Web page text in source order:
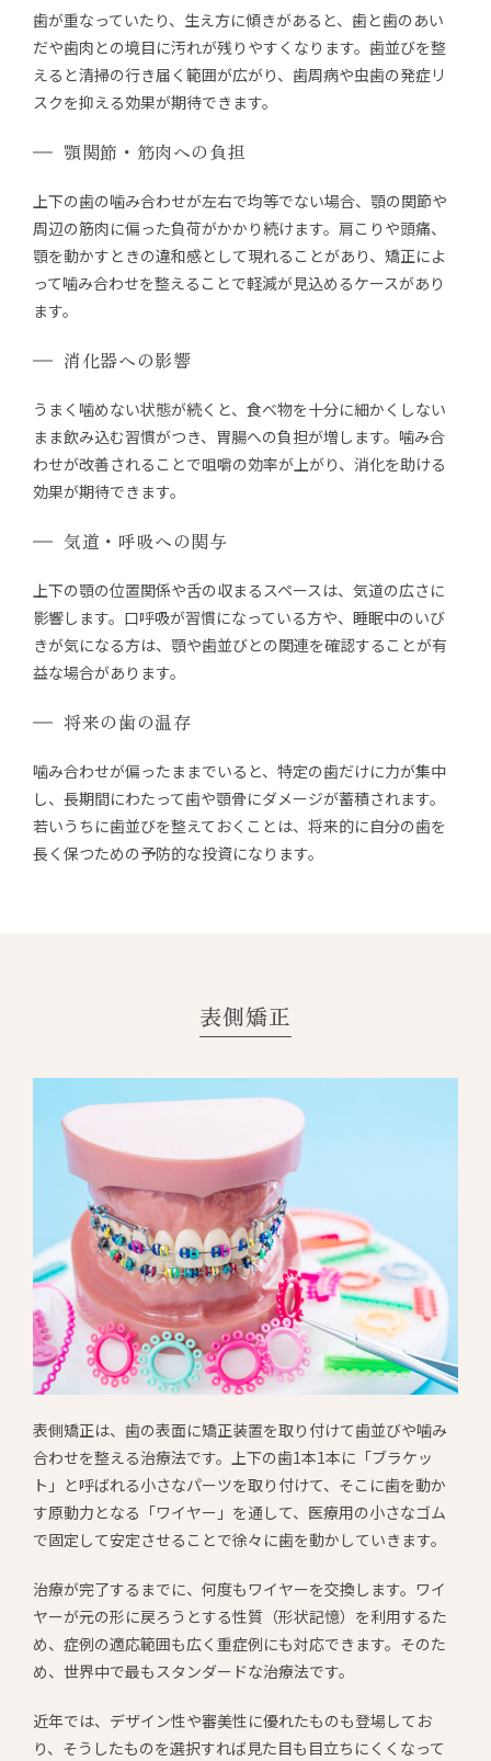
歯が重なっていたり、生え方に傾きがあると、歯と歯のあい
だや歯肉との境目に汚れが残りやすくなります。歯並びを整
えると清掃の行き届く範囲が広がり、歯周病や虫歯の発症リ
スクを抑える効果が期待できます。
顎関節・筋肉への負担
上下の歯の噛み合わせが左右で均等でない場合、顎の関節や
周辺の筋肉に偏った負荷がかかり続けます。肩こりや頭痛、
顎を動かすときの違和感として現れることがあり、矯正によ
って噛み合わせを整えることで軽減が見込めるケースがあり
ます。
消化器への影響
うまく噛めない状態が続くと、食べ物を十分に細かくしない
まま飲み込む習慣がつき、胃腸への負担が増します。噛み合
わせが改善されることで咀嚼の効率が上がり、消化を助ける
効果が期待できます。
気道・呼吸への関与
上下の顎の位置関係や舌の収まるスペースは、気道の広さに
影響します。口呼吸が習慣になっている方や、睡眠中のいび
きが気になる方は、顎や歯並びとの関連を確認することが有
益な場合があります。
将来の歯の温存
噛み合わせが偏ったままでいると、特定の歯だけに力が集中
し、長期間にわたって歯や顎骨にダメージが蓄積されます。
若いうちに歯並びを整えておくことは、将来的に自分の歯を
長く保つための予防的な投資になります。
表側矯正
表側矯正は、歯の表面に矯正装置を取り付けて歯並びや噛み
合わせを整える治療法です。上下の歯1本1本に「ブラケッ
ト」と呼ばれる小さなパーツを取り付けて、そこに歯を動か
す原動力となる「ワイヤー」を通して、医療用の小さなゴム
で固定して安定させることで徐々に歯を動かしていきます。
治療が完了するまでに、何度もワイヤーを交換します。ワイ
ヤーが元の形に戻ろうとする性質（形状記憶）を利用するた
め、症例の適応範囲も広く重症例にも対応できます。そのた
め、世界中で最もスタンダードな治療法です。
近年では、デザイン性や審美性に優れたものも登場してお
り、そうしたものを選択すれば見た目も目立ちにくくなって